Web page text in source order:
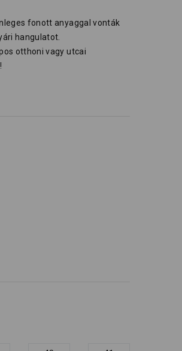
fonott anyaggal vonták
hangulatot.
otthoni vagy utcai